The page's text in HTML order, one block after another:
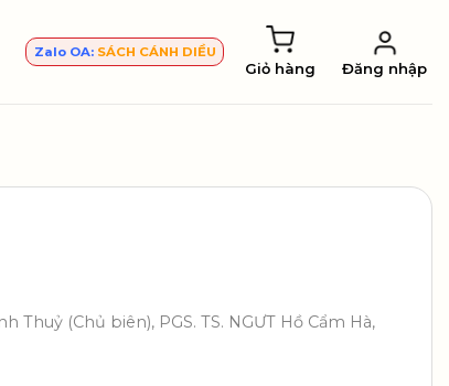
Zalo OA: SÁCH CÁNH DIỀU
Giỏ hàng Đăng nhập
Thuỷ (Chủ biên), PGS. TS. NGƯT Hồ Cẩm Hà,